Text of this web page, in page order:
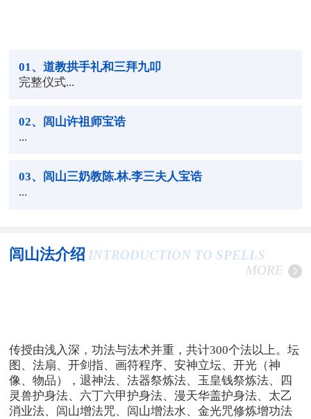
01 、道教拱手礼和三拜九叩
完整仪式...
02、闾山许祖师宝诰
...
03、闾山三奶教陈.林.李三夫人宝诰
...
闾山法介绍 INTRODUCTION TO SPELLS
MORE
传授由浅入深，功法与法术并重，共计300个法以上。坛
图、法扇、开剑指、画符程序、安神立坛、开光（神
像、物品），退神法、法器祭炼法、玉皇钱祭炼法、四
灵兽护身法、六丁六甲护身法、漫天华盖护身法、太乙
消业法、闾山增法咒、闾山增法水、金光咒修炼增功法